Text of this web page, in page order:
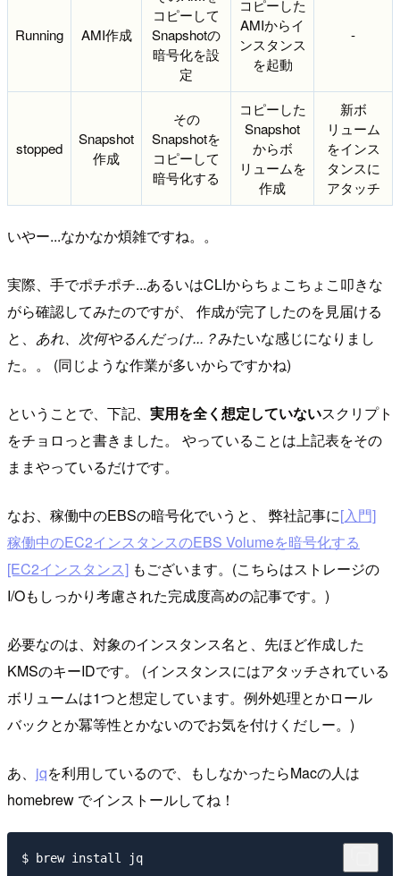
Running AMI作成
コピーして
Snapshotの
暗号化を設
定
コピーした
AMIからイ
ンスタンス
を起動
-
stopped
Snapshot
作成
その
Snapshotを
コピーして
暗号化する
コピーした
Snapshot
からボ
リュームを
作成
新ボ
リューム
をインス
タンスに
アタッチ
いやー...なかなか煩雑ですね。。
実際、手でポチポチ...あるいはCLIからちょこちょこ叩きな
がら確認してみたのですが、 作成が完了したのを見届ける
と、 あれ、次何やるんだっけ...？みたいな感じになりまし
た。。 (同じような作業が多いからですかね)
ということで、下記、 実用を全く想定していないスクリプト
をチョロっと書きました。 やっていることは上記表をその
ままやっているだけです。
なお、稼働中のEBSの暗号化でいうと、 弊社記事に[入門]
稼働中のEC2インスタンスのEBS Volumeを暗号化する
[EC2インスタンス] もございます。(こちらはストレージの
I/Oもしっかり考慮された完成度高めの記事です。)
必要なのは、対象のインスタンス名と、先ほど作成した
KMSのキーIDです。 (インスタンスにはアタッチされている
ボリュームは1つと想定しています。例外処理とかロール
バックとか冪等性とかないのでお気を付けくだしー。)
あ、 jqを利用しているので、もしなかったらMacの人は
homebrew でインストールしてね！